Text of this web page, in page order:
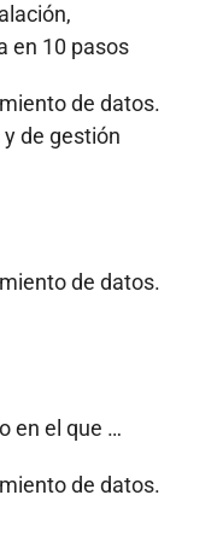
en 10 pasos
de datos.
de gestión
de datos.
en el que …
de datos.